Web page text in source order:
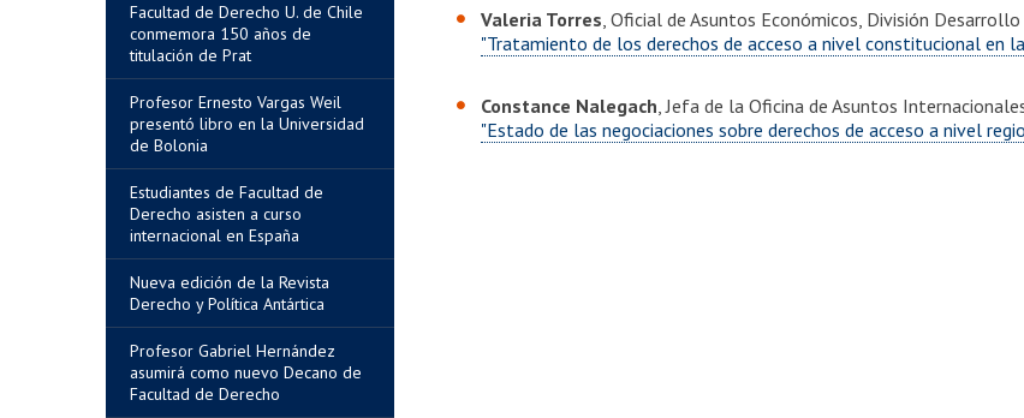
Facultad de Derecho U. de Chile
conmemora 150 años de
titulación de Prat
Profesor Ernesto Vargas Weil
presentó libro en la Universidad
de Bolonia
Estudiantes de Facultad de
Derecho asisten a curso
internacional en España
Nueva edición de la Revista
Derecho y Política Antártica
Profesor Gabriel Hernández
asumirá como nuevo Decano de
Facultad de Derecho
Valeria Torres, Oficial de Asuntos Económicos, División
"Tratamiento de los derechos de acceso a nivel constitucional en
Constance Nalegach, Jefa de la Oficina de Asuntos
"Estado de las negociaciones sobre derechos de acceso a nivel